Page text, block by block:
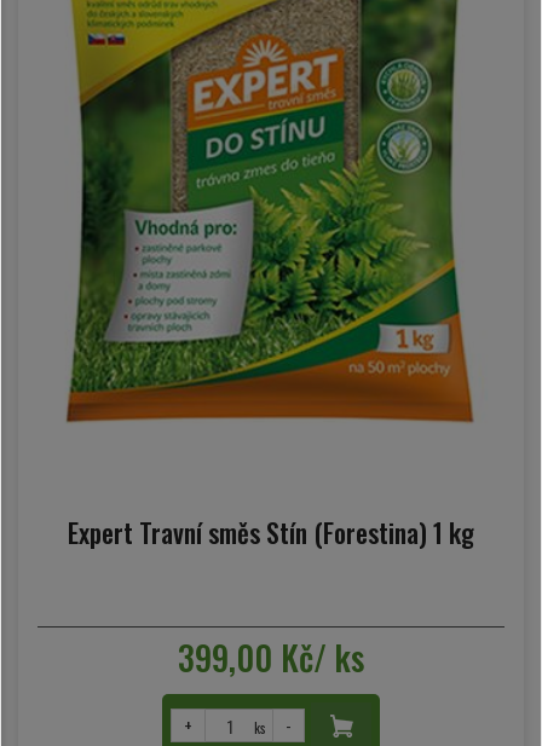
Expert Travní směs Stín (Forestina) 1 kg
399,00 Kč/ ks
+ ks -